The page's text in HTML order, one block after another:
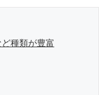
て参加。その後、出
いう考えを持つ。ま
え、業者とは違う視
種類が豊富